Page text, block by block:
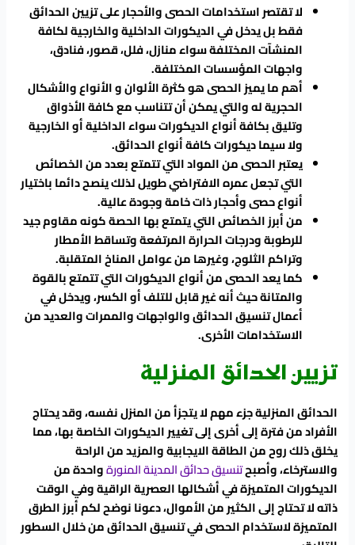
لا تقتصر استخدامات الحصى والأحجار على تزيين الحدائق
فقط بل يدخل في الديكورات الداخلية والخارجية لكافة
المنشآت المختلفة سواء منازل، فلل، قصور، فنادق،
واجهات المؤسسات المختلفة.
أهم ما يميز الحصى هو كثرة الألوان و الأنواع والأشكال
الحجرية له والتي يمكن أن تتناسب مع كافة الأذواق
وتليق بكافة أنواع الديكورات سواء الداخلية أو الخارجية
ولا سيما ديكورات كافة أنواع الحدائق.
يعتبر الحصى من المواد التي تتمتع بعدد من الخصائص
التي تجعل عمره الافتراضي طويل لذلك ينصح دائما باختيار
أنواع حصى وأحجار ذات خامة وجودة عالية.
من أبرز الخصائص التي يتمتع بها الحصة كونه مقاوم جيد
للرطوبة ودرجات الحرارة المرتفعة وتساقط الأمطار
وتراكم الثلوج، وغيرها من عوامل المناخ المتقلبة.
كما يعد الحصى من أنواع الديكورات التي تتمتع بالقوة
والمتانة حيث أنه غير قابل للتلف أو الكسر، ويدخل في
أعمال تنسيق الحدائق والواجهات والممرات والعديد من
الاستخدامات الأخرى.
تزيين الحدائق المنزلية
الحدائق المنزلية جزء مهم لا يتجزأ من المنزل نفسه، وقد يحتاج
الأفراد من فترة إلى أخرى إلى تغيير الديكورات الخاصة بها، مما
يخلق ذلك روح من الطاقة الايجابية والمزيد من الراحة
والاسترخاء، وأصبحتنسيق حدائق المدينة المنورةواحدة من
الديكورات المتميزة في أشكالها العصرية الراقية وفي الوقت
ذاته لا تحتاج إلى الكثير من الأموال، دعونا نوضح لكم أبرز الطرق
المتميزة لاستخدام الحصى في تنسيق الحدائق من خلال السطور